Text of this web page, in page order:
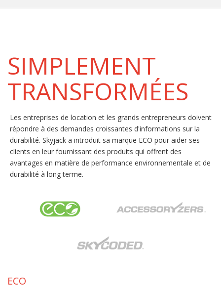
SIMPLEMENT
TRANSFORMÉES
Les entreprises de location et les grands entrepreneurs doivent
répondre à des demandes croissantes d'informations sur la
durabilité. Skyjack a introduit sa marque ECO pour aider ses
clients en leur fournissant des produits qui offrent des
avantages en matière de performance environnementale et de
durabilité à long terme.
ECO